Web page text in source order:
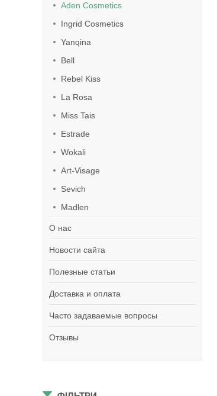
Aden Cosmetics
Ingrid Cosmetics
Yanqina
Bell
Rebel Kiss
La Rosa
Miss Tais
Estrade
Wokali
Art-Visage
Sevich
Madlen
О нас
Новости сайта
Полезные статьи
Доставка и оплата
Часто задаваемые вопросы
Отзывы